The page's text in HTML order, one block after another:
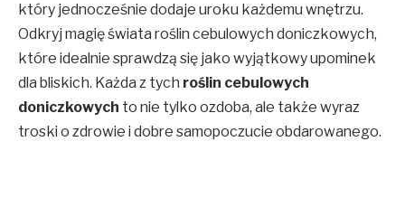
który jednocześnie dodaje uroku każdemu wnętrzu.
Odkryj magię świata roślin cebulowych doniczkowych,
które idealnie sprawdzą się jako wyjątkowy upominek
dla bliskich. Każda z tych roślin cebulowych
doniczkowych to nie tylko ozdoba, ale także wyraz
troski o zdrowie i dobre samopoczucie obdarowanego.